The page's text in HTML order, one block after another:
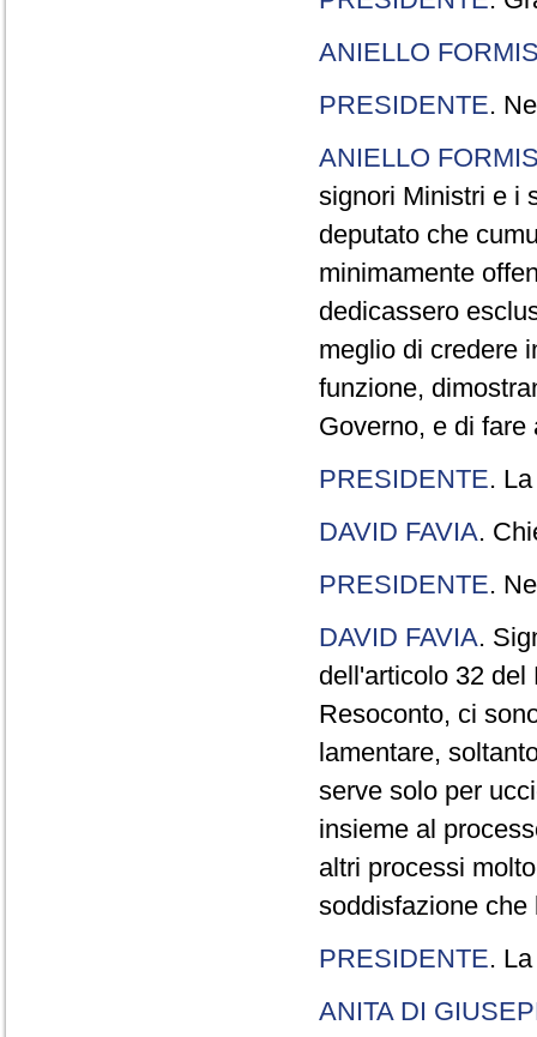
ANIELLO
PRESIDENTE.
ANIELLO
signori Ministri e i
deputato che
minimamente
dedicassero
meglio di credere
funzione,
Governo, e di
PRESIDENTE.
DAVID FAVIA.
PRESIDENTE.
DAVID FAVIA.
dell'articolo 32 del
Resoconto, ci
lamentare,
serve solo per
insieme al
altri processi
soddisfazione che
PRESIDENTE.
ANITA DI